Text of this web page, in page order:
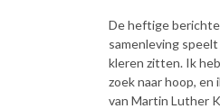
De heftige
samenleving
kleren zitten. Ik
zoek naar hoop,
van Martin Luther